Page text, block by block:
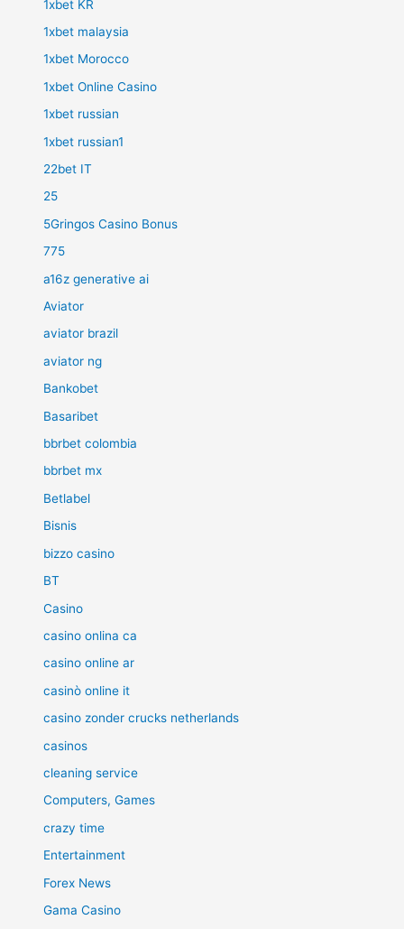
1xbet KR
1xbet malaysia
1xbet Morocco
1xbet Online Casino
1xbet russian
1xbet russian1
22bet IT
25
5Gringos Casino Bonus
775
a16z generative ai
Aviator
aviator brazil
aviator ng
Bankobet
Basaribet
bbrbet colombia
bbrbet mx
Betlabel
Bisnis
bizzo casino
BT
Casino
casino onlina ca
casino online ar
casinò online it
casino zonder crucks netherlands
casinos
cleaning service
Computers, Games
crazy time
Entertainment
Forex News
Gama Casino